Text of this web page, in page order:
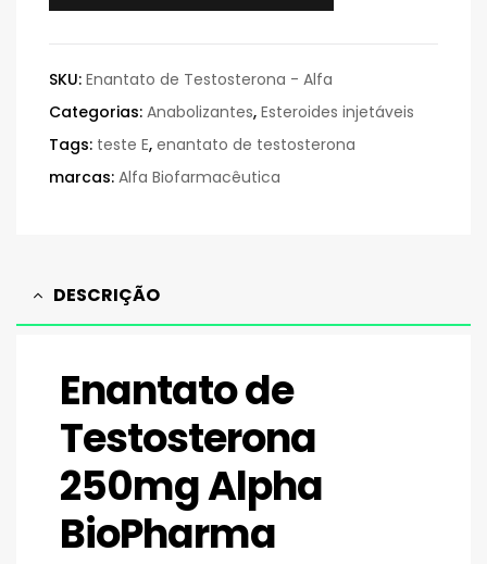
SKU: Enantato de Testosterona - Alfa
Categorias: Anabolizantes, Esteroides injetáveis
Tags: teste E, enantato de testosterona
marcas: Alfa Biofarmacêutica
DESCRIÇÃO
Enantato de
Testosterona
250mg Alpha
BioPharma